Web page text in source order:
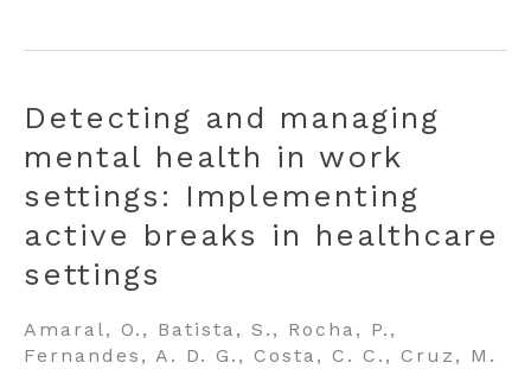
Detecting and managing
mental health in work
settings: Implementing
active breaks in healthcare
settings
Amaral, O., Batista, S., Rocha, P.,
Fernandes, A. D. G., Costa, C. C., Cruz, M.